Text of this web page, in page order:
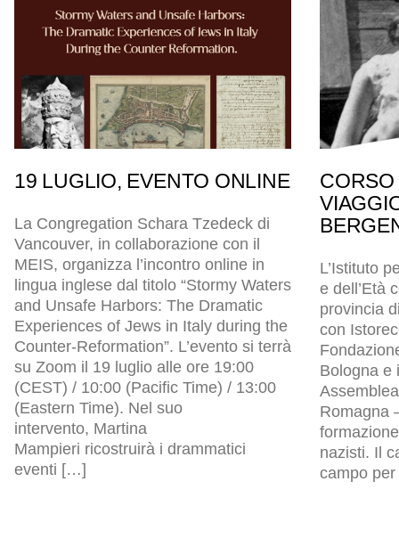
19 LUGLIO, EVENTO ONLINE
La Congregation Schara Tzedeck di
Vancouver, in collaborazione con il
MEIS, organizza l’incontro online in
lingua inglese dal titolo “Stormy Waters
and Unsafe Harbors: The Dramatic
Experiences of Jews in Italy during the
Counter-Reformation”. L’evento si terrà
su Zoom il 19 luglio alle ore 19:00
(CEST) / 10:00 (Pacific Time) / 13:00
(Eastern Time). Nel suo
intervento, Martina
Mampieri ricostruirà i drammatici
eventi […]
L’Istituto
e dell’Età
provincia
con
Bologna e
Romagna
nazisti. Il
campo